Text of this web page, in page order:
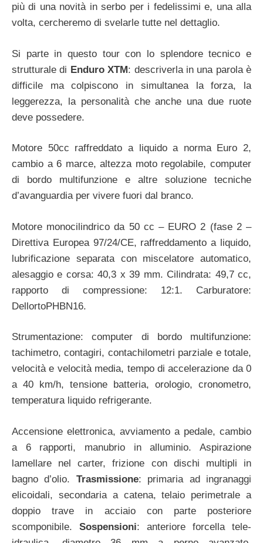
più di una novità in serbo per i fedelissimi e, una alla
volta, cercheremo di svelarle tutte nel dettaglio.
Si parte in questo tour con lo splendore tecnico e
strutturale di Enduro XTM: descriverla in una parola è
difficile ma colpiscono in simultanea la forza, la
leggerezza, la personalità che anche una due ruote
deve possedere.
Motore 50cc raffreddato a liquido a norma Euro 2,
cambio a 6 marce, altezza moto regolabile, computer
di bordo multifunzione e altre soluzione tecniche
d’avanguardia per vivere fuori dal branco.
Motore monocilindrico da 50 cc – EURO 2 (fase 2 –
Direttiva Europea 97/24/CE, raffreddamento a liquido,
lubrificazione separata con miscelatore automatico,
alesaggio e corsa: 40,3 x 39 mm. Cilindrata: 49,7 cc,
rapporto di compressione: 12:1. Carburatore:
DellortoPHBN16.
Strumentazione: computer di bordo multifunzione:
tachimetro, contagiri, contachilometri parziale e totale,
velocità e velocità media, tempo di accelerazione da 0
a 40 km/h, tensione batteria, orologio, cronometro,
temperatura liquido refrigerante.
Accensione elettronica, avviamento a pedale, cambio
a 6 rapporti, manubrio in alluminio. Aspirazione
lamellare nel carter, frizione con dischi multipli in
bagno d’olio. Trasmissione: primaria ad ingranaggi
elicoidali, secondaria a catena, telaio perimetrale a
doppio trave in acciaio con parte posteriore
scomponibile. Sospensioni: anteriore forcella tele-